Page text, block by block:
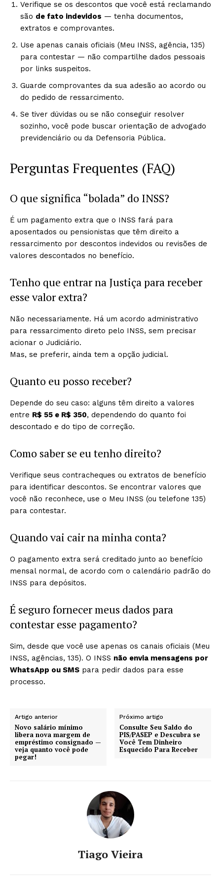
Verifique se os descontos que você está reclamando
são de fato indevidos — tenha documentos,
extratos e comprovantes.
Use apenas canais oficiais (Meu INSS, agência, 135)
para contestar — não compartilhe dados pessoais
por links suspeitos.
Guarde comprovantes da sua adesão ao acordo ou
do pedido de ressarcimento.
Se tiver dúvidas ou se não conseguir resolver
sozinho, você pode buscar orientação de advogado
previdenciário ou da Defensoria Pública.
Perguntas Frequentes (FAQ)
O que significa “bolada” do INSS?
É um pagamento extra que o INSS fará para
aposentados ou pensionistas que têm direito a
ressarcimento por descontos indevidos ou revisões de
valores descontados no benefício.
Tenho que entrar na Justiça para receber
esse valor extra?
Não necessariamente. Há um acordo administrativo
para ressarcimento direto pelo INSS, sem precisar
acionar o Judiciário.
Mas, se preferir, ainda tem a opção judicial.
Quanto eu posso receber?
Depende do seu caso: alguns têm direito a valores
entre R$ 55 e R$ 350, dependendo do quanto foi
descontado e do tipo de correção.
Como saber se eu tenho direito?
Verifique seus contracheques ou extratos de benefício
para identificar descontos. Se encontrar valores que
você não reconhece, use o Meu INSS (ou telefone 135)
para contestar.
Quando vai cair na minha conta?
O pagamento extra será creditado junto ao benefício
mensal normal, de acordo com o calendário padrão do
INSS para depósitos.
É seguro fornecer meus dados para
contestar esse pagamento?
Sim, desde que você use apenas os canais oficiais (Meu
INSS, agências, 135). O INSS não envia mensagens por
WhatsApp ou SMS para pedir dados para esse
processo.
Artigo anterior
Novo salário mínimo
libera nova margem de
empréstimo consignado —
veja quanto você pode
pegar!
Próximo artigo
Consulte Seu Saldo do
PIS/PASEP e Descubra se
Você Tem Dinheiro
Esquecido Para Receber
Tiago Vieira